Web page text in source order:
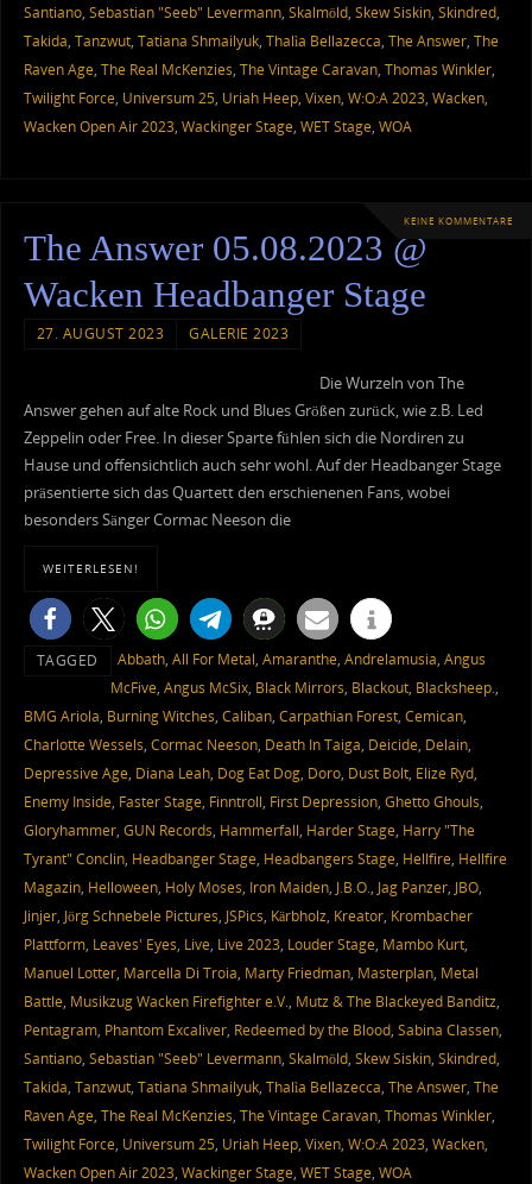
Santiano, Sebastian "Seeb" Levermann, Skalmöld, Skew Siskin, Skindred,
Takida, Tanzwut, Tatiana Shmailyuk, Thalìa Bellazecca, The Answer, The
Raven Age, The Real McKenzies, The Vintage Caravan, Thomas Winkler,
Twilight Force, Universum 25, Uriah Heep, Vixen, W:O:A 2023, Wacken,
Wacken Open Air 2023, Wackinger Stage, WET Stage, WOA
KEINE KOMMENTARE
The Answer 05.08.2023 @
Wacken Headbanger Stage
27. AUGUST 2023 GALERIE 2023
Die Wurzeln von The
Answer gehen auf alte Rock und Blues Größen zurück, wie z.B. Led
Zeppelin oder Free. In dieser Sparte fühlen sich die Nordiren zu
Hause und offensichtlich auch sehr wohl. Auf der Headbanger Stage
präsentierte sich das Quartett den erschienenen Fans, wobei
besonders Sänger Cormac Neeson die
WEITERLESEN!
TAGGED Abbath, All For Metal, Amaranthe, Andrelamusia, Angus
McFive, Angus McSix, Black Mirrors, Blackout, Blacksheep.,
BMG Ariola, Burning Witches, Caliban, Carpathian Forest, Cemican,
Charlotte Wessels, Cormac Neeson, Death In Taiga, Deicide, Delain,
Depressive Age, Diana Leah, Dog Eat Dog, Doro, Dust Bolt, Elize Ryd,
Enemy Inside, Faster Stage, Finntroll, First Depression, Ghetto Ghouls,
Gloryhammer, GUN Records, Hammerfall, Harder Stage, Harry "The
Tyrant" Conclin, Headbanger Stage, Headbangers Stage, Hellfire, Hellfire
Magazin, Helloween, Holy Moses, Iron Maiden, J.B.O., Jag Panzer, JBO,
Jinjer, Jörg Schnebele Pictures, JSPics, Kärbholz, Kreator, Krombacher
Plattform, Leaves' Eyes, Live, Live 2023, Louder Stage, Mambo Kurt,
Manuel Lotter, Marcella Di Troia, Marty Friedman, Masterplan, Metal
Battle, Musikzug Wacken Firefighter e.V., Mutz & The Blackeyed Banditz,
Pentagram, Phantom Excaliver, Redeemed by the Blood, Sabina Classen,
Santiano, Sebastian "Seeb" Levermann, Skalmöld, Skew Siskin, Skindred,
Takida, Tanzwut, Tatiana Shmailyuk, Thalìa Bellazecca, The Answer, The
Raven Age, The Real McKenzies, The Vintage Caravan, Thomas Winkler,
Twilight Force, Universum 25, Uriah Heep, Vixen, W:O:A 2023, Wacken,
Wacken Open Air 2023, Wackinger Stage, WET Stage, WOA